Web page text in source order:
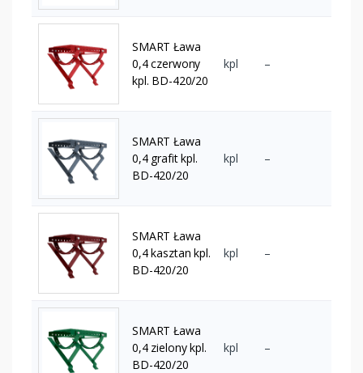
SMART Ława
0,4 czerwony
kpl. BD-420/20
kpl –
SMART Ława
0,4 grafit kpl.
BD-420/20
kpl –
SMART Ława
0,4 kasztan kpl.
BD-420/20
kpl –
SMART Ława
0,4 zielony kpl.
BD-420/20
kpl –